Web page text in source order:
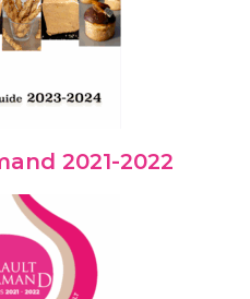
2021-2022